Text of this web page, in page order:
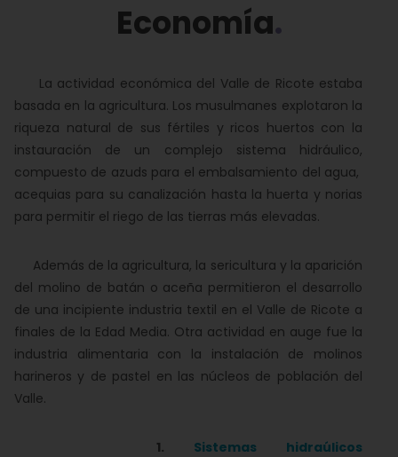
Economía
La actividad económica del Valle de Ricote estaba
basada en la agricultura. Los musulmanes explotaron la
riqueza natural de sus fértiles y ricos huertos con la
instauración de un complejo sistema hidráulico,
compuesto de azuds para el embalsamiento del agua,
acequias para su canalización hasta la huerta y norias
para permitir el riego de las tierras más elevadas.
Además de la agricultura, la sericultura y la aparición
del molino de batán o aceña permitieron el desarrollo
de una incipiente industria textil en el Valle de Ricote a
finales de la Edad Media. Otra actividad en auge fue la
industria alimentaria con la instalación de molinos
harineros y de pastel en las núcleos de población del
Valle.
1. Sistemas hidraúlicos